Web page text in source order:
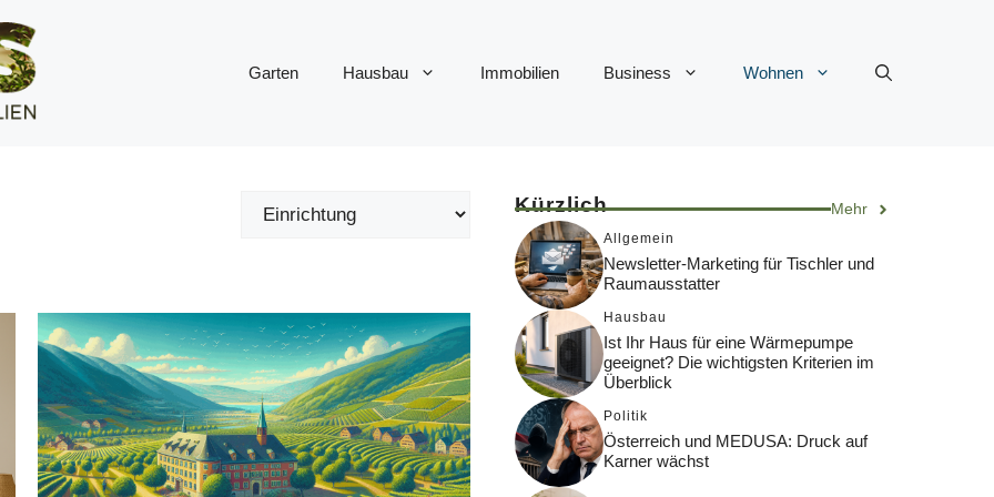
Garten Hausbau Immobilien Business Wohnen
Kürzlich Mehr
Allgemein
Newsletter-Marketing für Tischler und
Raumausstatter
Hausbau
Ist Ihr Haus für eine Wärmepumpe
geeignet? Die wichtigsten Kriterien im
Überblick
Politik
Österreich und MEDUSA: Druck auf
Karner wächst